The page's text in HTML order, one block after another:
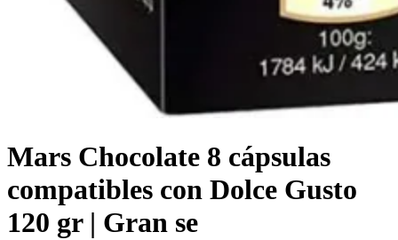
Mars Chocolate 8 cápsulas
compatibles con Dolce Gusto
120 gr | Gran se